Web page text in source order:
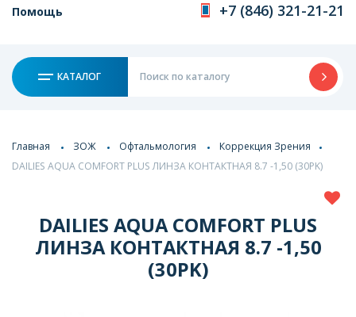
Помощь
+7 (846) 321-21-21
КАТАЛОГ
Главная ЗОЖ Офтальмология
Коррекция Зрения
DAILIES AQUA COMFORT PLUS ЛИНЗА КОНТАКТНАЯ 8.7 -1,50 (30PK)
DAILIES AQUA COMFORT PLUS
ЛИНЗА КОНТАКТНАЯ 8.7 -1,50
(30PK)